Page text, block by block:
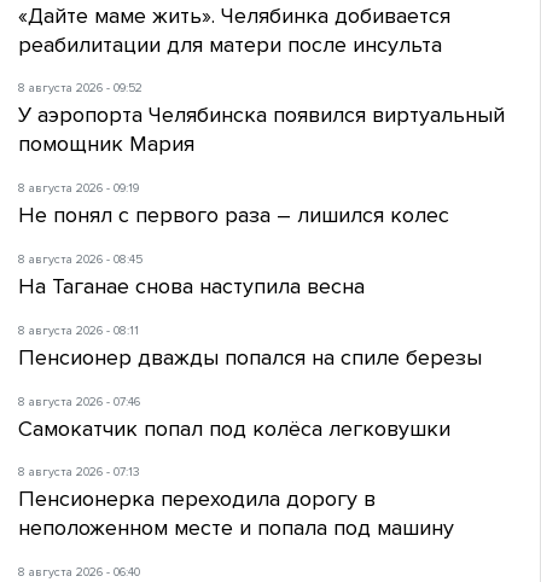
«Дайте маме жить». Челябинка добивается
реабилитации для матери после инсульта
8 августа 2026 - 09:52
У аэропорта Челябинска появился виртуальный
помощник Мария
8 августа 2026 - 09:19
Не понял с первого раза – лишился колес
8 августа 2026 - 08:45
На Таганае снова наступила весна
8 августа 2026 - 08:11
Пенсионер дважды попался на спиле березы
8 августа 2026 - 07:46
Самокатчик попал под колёса легковушки
8 августа 2026 - 07:13
Пенсионерка переходила дорогу в
неположенном месте и попала под машину
8 августа 2026 - 06:40